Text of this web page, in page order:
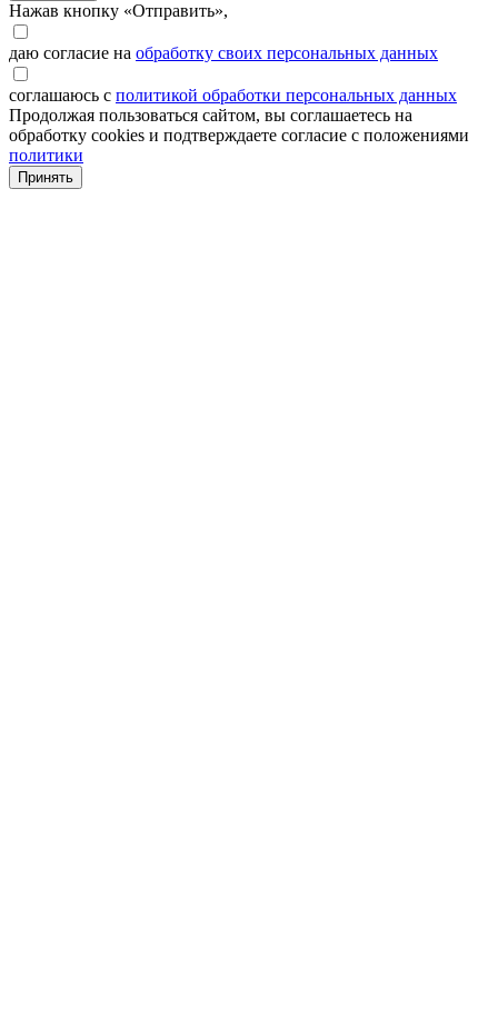
Нажав кнопку «Отправить»,
даю согласие на обработку своих персональных данных
соглашаюсь с политикой обработки персональных данных
Продолжая пользоваться сайтом, вы соглашаетесь на
обработку cookies и подтверждаете согласие с положениями
политики
Принять